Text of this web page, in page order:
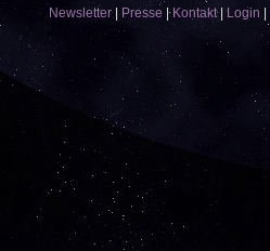
Newsletter | Presse | Kontakt| Login |